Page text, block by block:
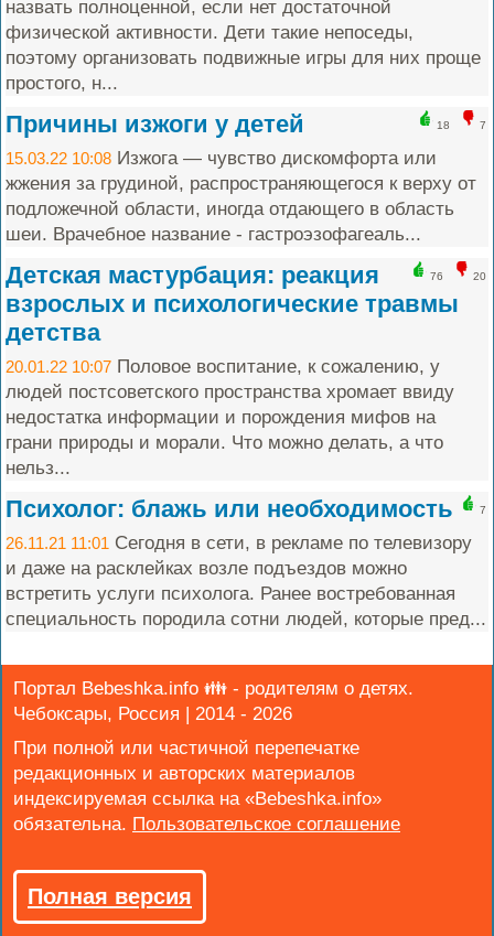
назвать полноценной, если нет достаточной
физической активности. Дети такие непоседы,
поэтому организовать подвижные игры для них проще
простого, н...
18 7
Причины изжоги у детей
15.03.22 10:08 Изжога — чувство дискомфорта или
жжения за грудиной, распространяющегося к верху от
подложечной области, иногда отдающего в область
шеи. Врачебное название - гастроэзофагеаль...
76 20
Детская мастурбация: реакция
взрослых и психологические травмы
детства
20.01.22 10:07 Половое воспитание, к сожалению, у
людей постсоветского пространства хромает ввиду
недостатка информации и порождения мифов на
грани природы и морали. Что можно делать, а что
нельз...
7
Психолог: блажь или необходимость
26.11.21 11:01 Сегодня в сети, в рекламе по телевизору
и даже на расклейках возле подъездов можно
встретить услуги психолога. Ранее востребованная
специальность породила сотни людей, которые пред...
Портал Bebeshka.info 👪 - родителям о детях.
Чебоксары, Россия | 2014 - 2026
При полной или частичной перепечатке
редакционных и авторских материалов
индексируемая ссылка на «Bebeshka.info»
обязательна.
Полная версия